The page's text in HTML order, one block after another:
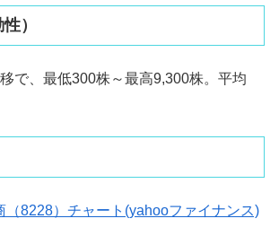
）
で、最低300株～最高9,300株。平均
（8228）チャート(yahooファイナンス)